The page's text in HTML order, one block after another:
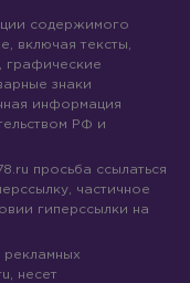
содержимого
включая тексты,
графические
знаки
информация
РФ и
просьба ссылаться
частичное
гиперссылки на
рекламных
несет